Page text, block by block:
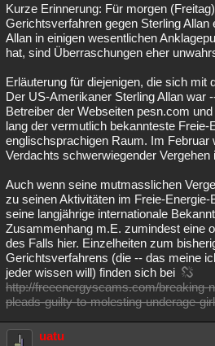
Kurze Erinnerung: Für morgen
Gerichtsverfahren gegen Sterling
Allan in einigen wesentlichen
hat, sind Überraschungen eher
Erläuterung für diejenigen, die sich mit
Der US-Amerikaner Sterling Allan war
Betreiber der Webseiten pesn.com
lang der vermutlich bekannteste Freie-
englischsprachigen Raum. Im Februar
Verdachts schwerwiegender
Auch wenn seine mutmasslichen
zu seinen Aktivitäten im Freie-
seine langjährige internationale
Zusammenhang m.E. zumindest eine
des Falls hier. Einzelheiten zum
Gerichtsverfahrens (die -- das meine
jeder wissen will) finden sich bei
http://freeenergyscams.com/breaking-
pleads-guilty-to-molesting-underage-
uatu